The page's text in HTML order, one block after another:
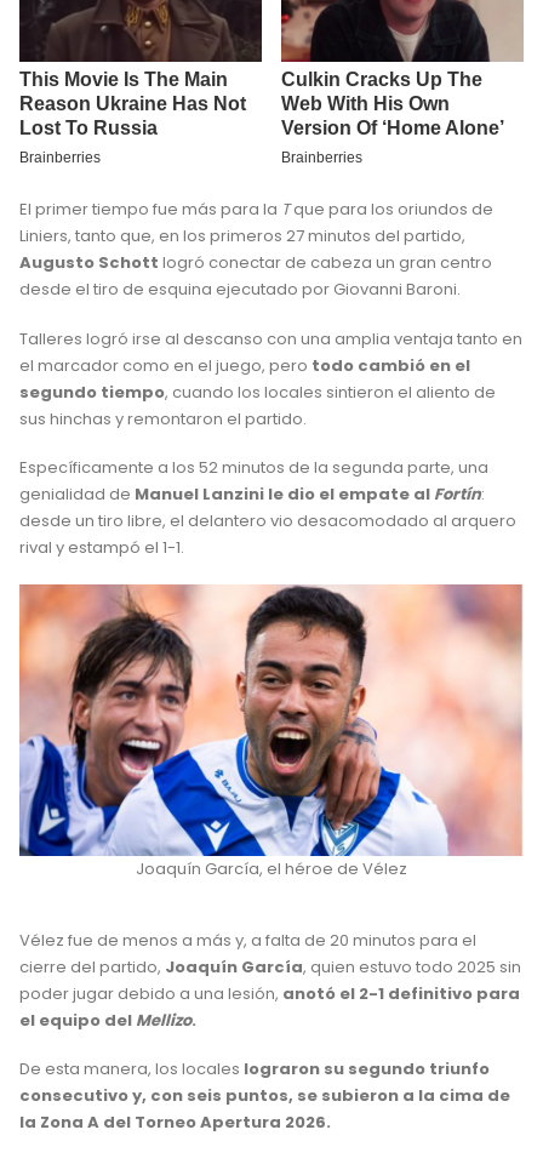
El primer tiempo fue más para la Tque para los oriundos de
Liniers, tanto que, en los primeros 27 minutos del partido,
Augusto Schott logró conectar de cabeza un gran centro
desde el tiro de esquina ejecutado por Giovanni Baroni.
Talleres logró irse al descanso con una amplia ventaja tanto en
el marcador como en el juego, pero todo cambió en el
segundo tiempo, cuando los locales sintieron el aliento de
sus hinchas y remontaron el partido.
Específicamente a los 52 minutos de la segunda parte, una
genialidad de Manuel Lanzini le dio el empate al Fortín:
desde un tiro libre, el delantero vio desacomodado al arquero
rival y estampó el 1-1.
Joaquín García, el héroe de Vélez
Vélez fue de menos a más y, a falta de 20 minutos para el
cierre del partido, Joaquín García, quien estuvo todo 2025 sin
poder jugar debido a una lesión, anotó el 2-1 definitivo para
el equipo del Mellizo.
De esta manera, los locales lograron su segundo triunfo
consecutivo y, con seis puntos, se subieron a la cima de
la Zona A del Torneo Apertura 2026.